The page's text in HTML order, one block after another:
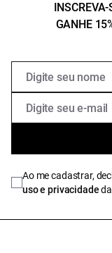
GANHE
Ao me cadastrar,
uso e privacidade